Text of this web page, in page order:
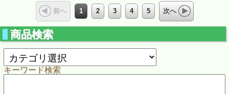
前へ 1 2 3 4 5 次へ
商品検索
キーワード検索